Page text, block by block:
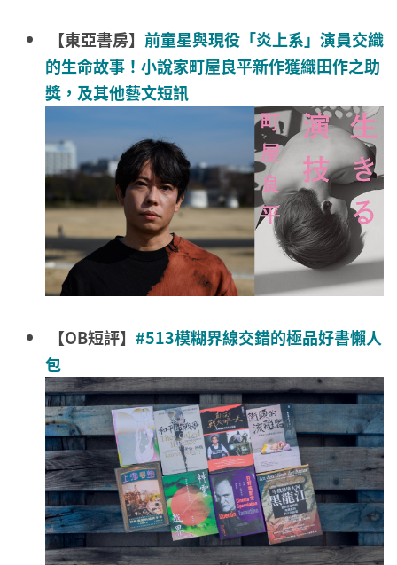
【東亞書房】 前童星與現役「炎上系」演員交織
的生命故事！小說家町屋良平新作獲織田作之助
獎，及其他藝文短訊
【OB短評】 #513模糊界線交錯的極品好書懶人
包